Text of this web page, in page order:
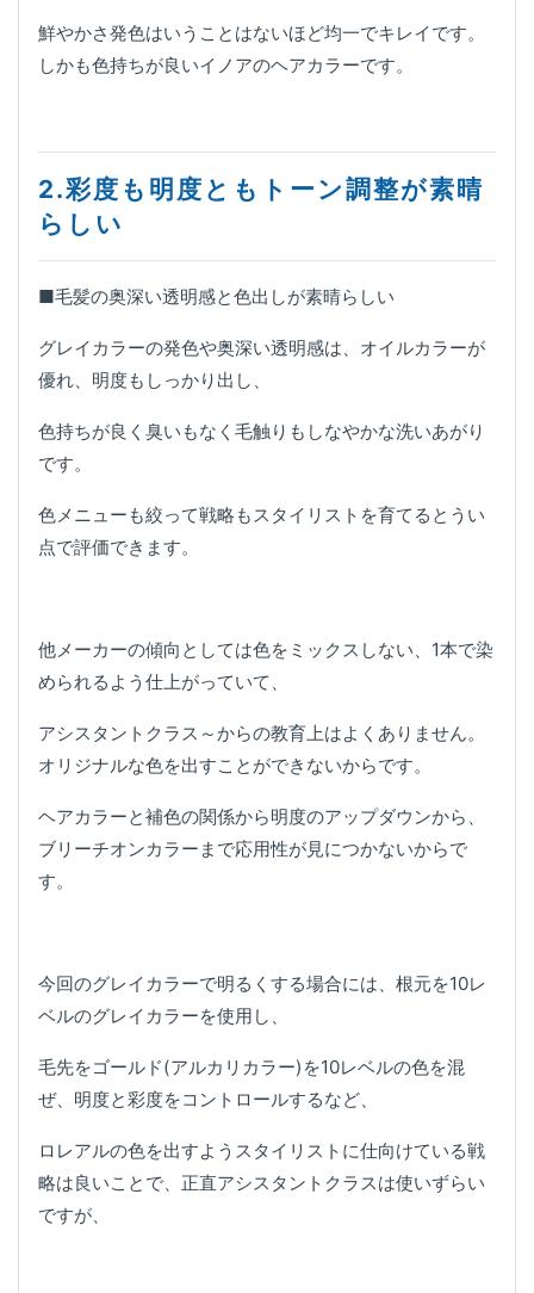
鮮やかさ発色はいうことはないほど均一でキレイです。
しかも色持ちが良いイノアのヘアカラーです。
2.彩度も明度ともトーン調整が素晴
らしい
■毛髪の奥深い透明感と色出しが素晴らしい
グレイカラーの発色や奥深い透明感は、オイルカラーが
優れ、明度もしっかり出し、
色持ちが良く臭いもなく毛触りもしなやかな洗いあがり
です。
色メニューも絞って戦略もスタイリストを育てるとうい
点で評価できます。
他メーカーの傾向としては色をミックスしない、1本で染
められるよう仕上がっていて、
アシスタントクラス～からの教育上はよくありません。
オリジナルな色を出すことができないからです。
ヘアカラーと補色の関係から明度のアップダウンから、
ブリーチオンカラーまで応用性が見につかないからで
す。
今回のグレイカラーで明るくする場合には、根元を10レ
ベルのグレイカラーを使用し、
毛先をゴールド(アルカリカラー)を10レベルの色を混
ぜ、明度と彩度をコントロールするなど、
ロレアルの色を出すようスタイリストに仕向けている戦
略は良いことで、正直アシスタントクラスは使いずらい
ですが、